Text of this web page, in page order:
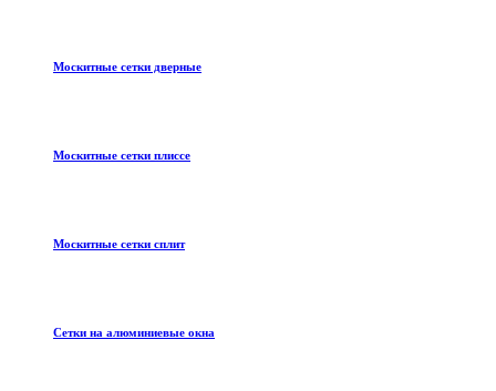
Москитные сетки дверные
Москитные сетки плиссе
Москитные сетки сплит
Сетки на алюминиевые окна